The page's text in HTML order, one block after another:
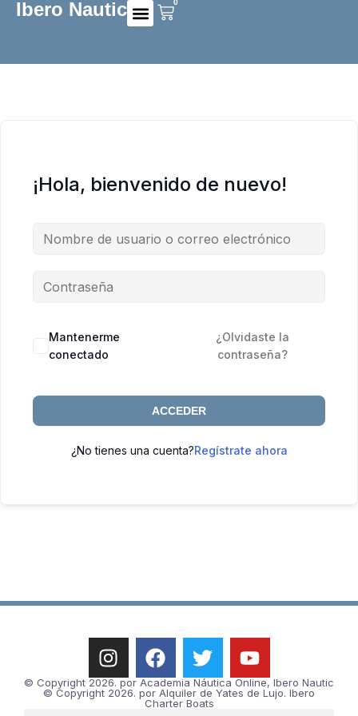
Ibero Nautic 0
¡Hola, bienvenido de nuevo!
Mantenerme
conectado
¿Olvidaste la
contraseña?
ACCEDER
¿No tienes una cuenta?Regístrate ahora
© Copyright 2026. por Academia Náutica Online, Ibero Nautic
© Copyright 2026. por Alquiler de Yates de Lujo. Ibero
Charter Boats